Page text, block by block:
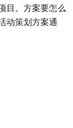
目。方案要怎么
动策划方案通